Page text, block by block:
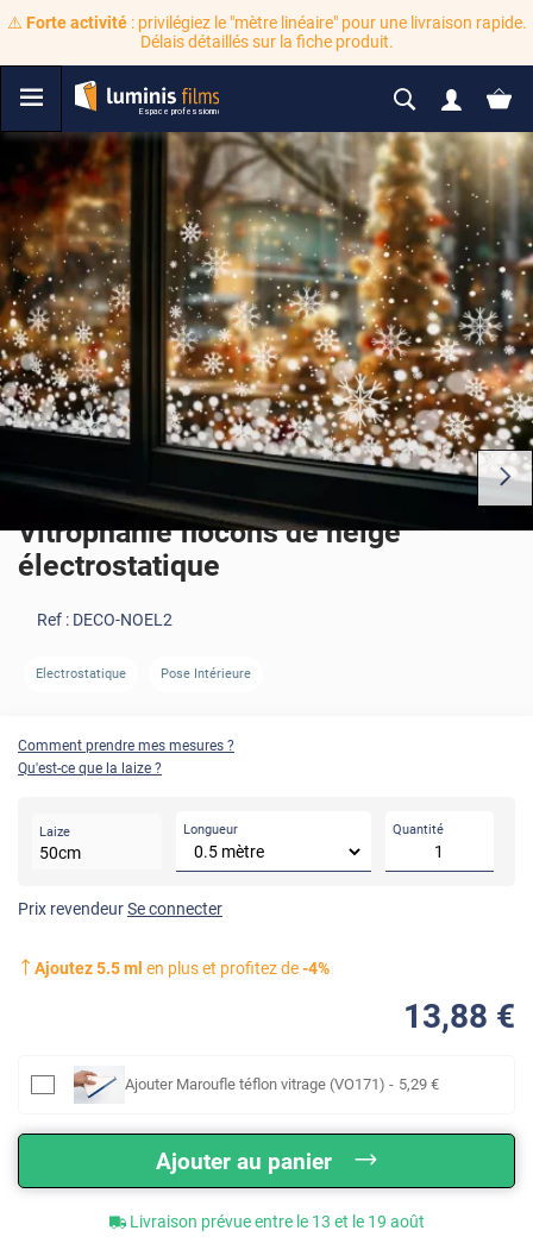
⚠️ Forte activité: privilégiez le "mètre linéaire" pour une livraison rapide.
Délais détaillés sur la fiche produit.
Vitrophanie flocons de neige
électrostatique
Ref : DECO-NOEL2
Electrostatique Pose Intérieure
Comment prendre mes mesures ?
Qu'est-ce que la laize ?
Laize
50cm
Longueur Quantité
Prix revendeurSe connecter
Ajoutez5.5ml en plus et profitez de-4%
13,88 €
Ajouter Maroufle téflon vitrage (VO171) - 5,29 €
Ajouter au panier
Livraison prévue entre le 13 et le 19 août